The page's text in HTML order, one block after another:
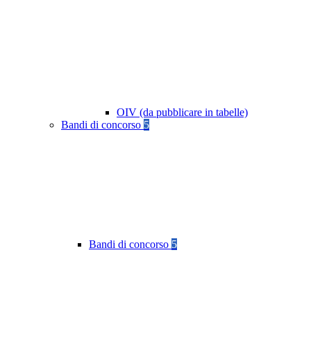
OIV (da pubblicare in tabelle)
Bandi di concorso 5
Bandi di concorso 5